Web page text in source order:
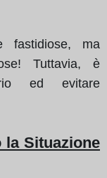
fastidiose, ma
Tuttavia, è
ed evitare
la Situazione